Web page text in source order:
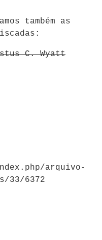
também as
C. Wyatt
arquivo-
33/6372